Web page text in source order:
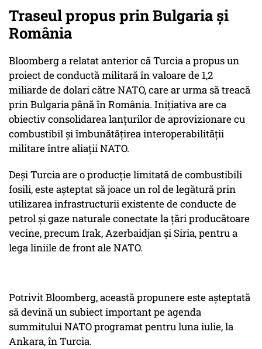
Traseul propus prin Bulgaria și
România
Bloomberg a relatat anterior că Turcia a propus un
proiect de conductă militară în valoare de 1,2
miliarde de dolari către NATO, care ar urma să treacă
prin Bulgaria până în România. Inițiativa are ca
obiectiv consolidarea lanțurilor de aprovizionare cu
combustibil și îmbunătățirea interoperabilității
militare între aliații NATO.
Deși Turcia are o producție limitată de combustibili
fosili, este așteptat să joace un rol de legătură prin
utilizarea infrastructurii existente de conducte de
petrol și gaze naturale conectate la țări producătoare
vecine, precum Irak, Azerbaidjan și Siria, pentru a
lega liniile de front ale NATO.
Potrivit Bloomberg, această propunere este așteptată
să devină un subiect important pe agenda
summitului NATO programat pentru luna iulie, la
Ankara, în Turcia.